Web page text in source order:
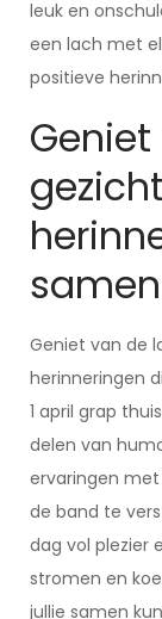
leuk en
een lach met
positieve
Geniet van de
herinneringen
1 april grap
delen van
ervaringen
de band te
dag vol plezier
stromen en
jullie samen